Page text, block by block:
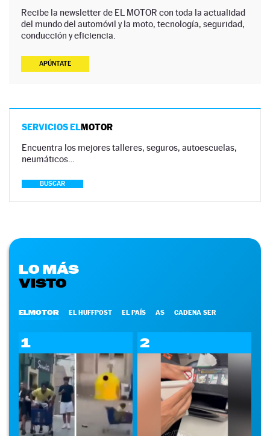
Recibe la newsletter de EL MOTOR con toda la actualidad
del mundo del automóvil y la moto, tecnología, seguridad,
conducción y eficiencia.
APÚNTATE
SERVICIOS ELMOTOR
Encuentra los mejores talleres, seguros, autoescuelas,
neumáticos…
BUSCAR
LO MÁS
VISTO
ELMOTOR EL HUFFPOST EL PAÍS AS CADENA SER
1 2